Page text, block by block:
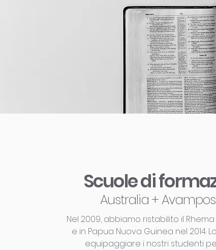
Scuole di
Australia +
Nel 2009, abbiamo ristabilito il
e in Papua Nuova Guinea nel
equipaggiare i nostri studenti